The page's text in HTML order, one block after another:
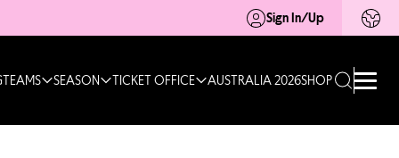
Sign In/Up
TEAMS SEASON TICKET OFFICE AUSTRALIA 2026SHOP